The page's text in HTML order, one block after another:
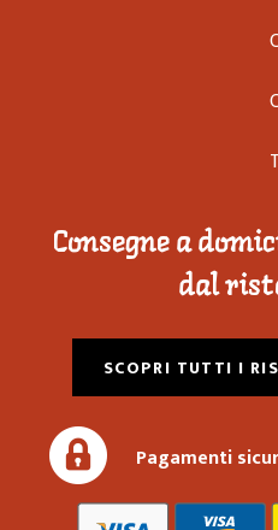
Consegne a
dal
SCOPRI TUTTI I
Pagamenti